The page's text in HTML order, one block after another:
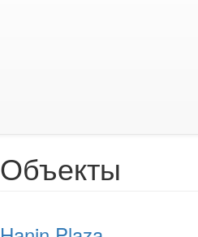
Объекты